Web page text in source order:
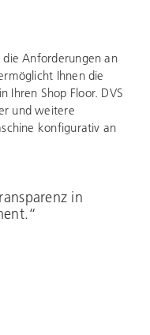
in
Anforderungen an
Ihnen die
Ihren Shop Floor. DVS
und weitere
konfigurativ an